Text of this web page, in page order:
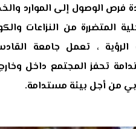
فرص الوصول إلى الموارد
المتضررة من النزاعات
الرؤية ، تعمل جامعة
تحفز المجتمع داخل
من أجل بيئة مستدامة.